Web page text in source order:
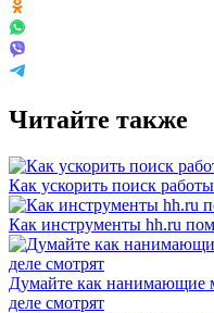
Читайте также
Как ускорить поиск
Как инструменты hh.ru
Думайте как нанимающие
деле смотрят